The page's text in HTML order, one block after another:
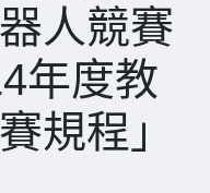
人競賽
年度教
規程」